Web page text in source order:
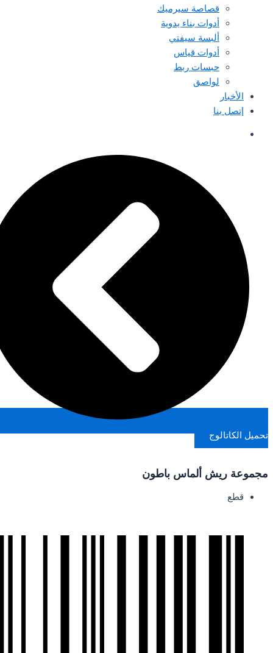
قصاصة سيرميك
أدوات بناء يدوية
ألبسة سيفتي
أدوات قياس
حبسات ربط
لواصق
الأخبار
إتصل بنا
تحميل الكاتالوج
مجموعة ريش ألماس باطون
قطع